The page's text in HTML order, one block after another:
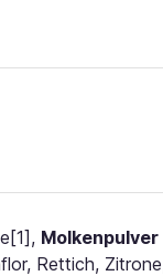
Rettich,